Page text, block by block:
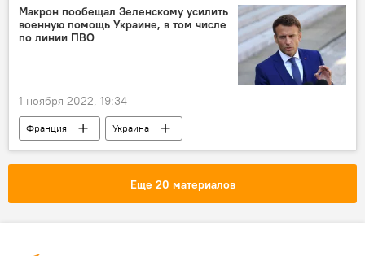
колледж
поножовщина
Макрон пообещал Зеленскому усилить
военную помощь Украине, в том числе
по линии ПВО
1 ноября 2022, 19:34
Франция
Украина
Макрон Эммануэль
Владимир Зеленский
Еще 20 материалов